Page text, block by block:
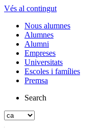
Vés al contingut
Nous alumnes
Alumnes
Alumni
Empreses
Universitats
Escoles i famílies
Premsa
Search